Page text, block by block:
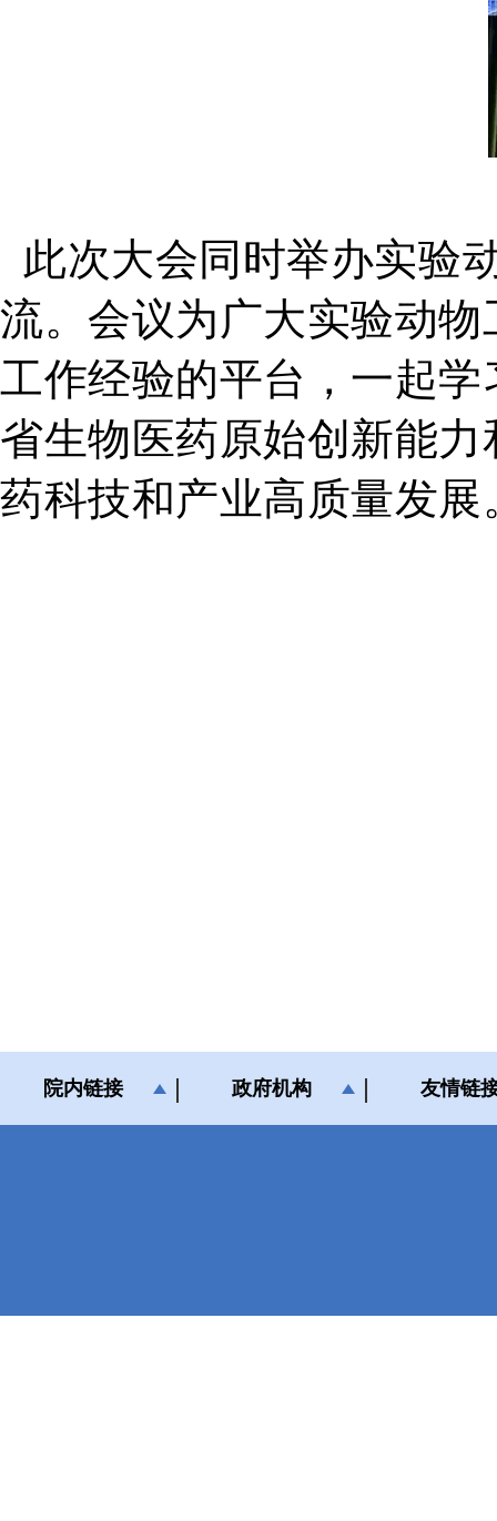
此次大会同时举办实验
流。会议为广大实验动
工作经验的平台，一起
省生物医药原始创新能
药科技和产业高质量发展
院内链接 政府机构 友情链